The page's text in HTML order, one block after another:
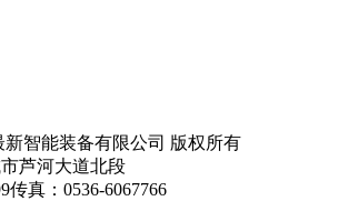
智能装备有限公司 版权所有
市芦河大道北段
传真：0536-6067766